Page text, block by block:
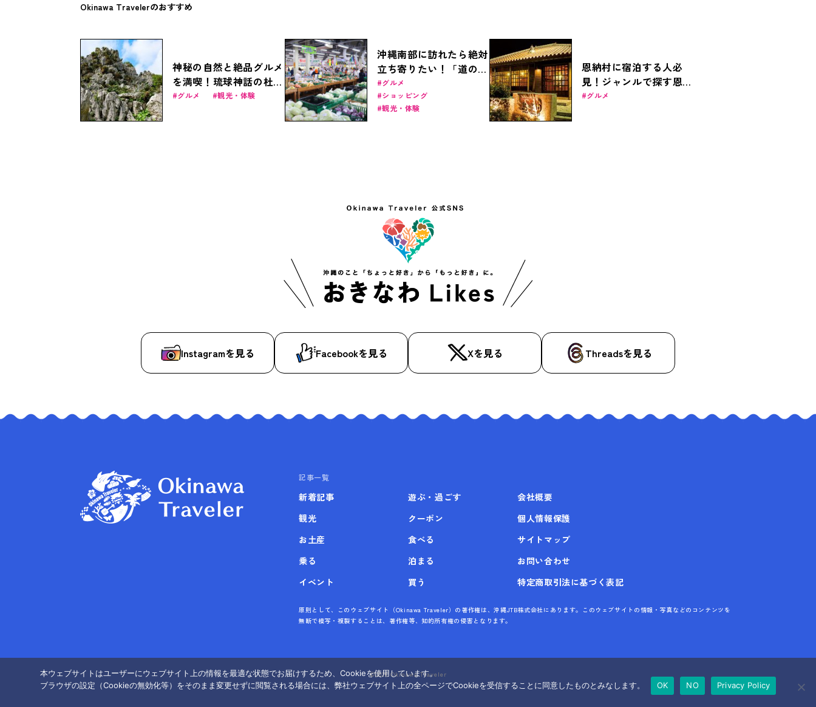
Okinawa Travelerのおすすめ
神秘の自然と絶品グルメ
を満喫！琉球神話の杜を
歩く「アスムイハイク
グルメ 観光・体験
沖縄南部に訪れたら絶対
立ち寄りたい！「道の駅
いとまん」が人気の理由
とは？
グルメ
ショッピング
観光・体験
恩納村に宿泊する人必
見！ジャンルで探す恩納
村のおすすめ居酒屋11選
グルメ
Instagramを見る Facebookを見る Xを見る Threadsを見る
記事一覧
新着記事
観光
お土産
乗る
イベント
遊ぶ・過ごす
クーポン
食べる
泊まる
買う
会社概要
個人情報保護
サイトマップ
お問い合わせ
特定商取引法に基づく表記
原則として、このウェブサイト（Okinawa Traveler）の著作権は、沖縄JTB株式会社にあります。このウェブサイトの情報・写真などのコンテンツを
無断で模写・複製することは、著作権等、知的所有権の侵害となります。
©2026 Okinawa Traveler
本ウェブサイトはユーザーにウェブサイト上の情報を最適な状態でお届けするため、Cookieを使用しています。
ブラウザの設定（Cookieの無効化等）をそのまま変更せずに閲覧される場合には、弊社ウェブサイト上の全ページでCookieを受信することに同意したものとみなします。
OK NO Privacy Policy